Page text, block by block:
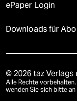
ePaper Login
Downloads für
© 2026 taz Verlags
Alle Rechte
wenden Sie sich bitte an